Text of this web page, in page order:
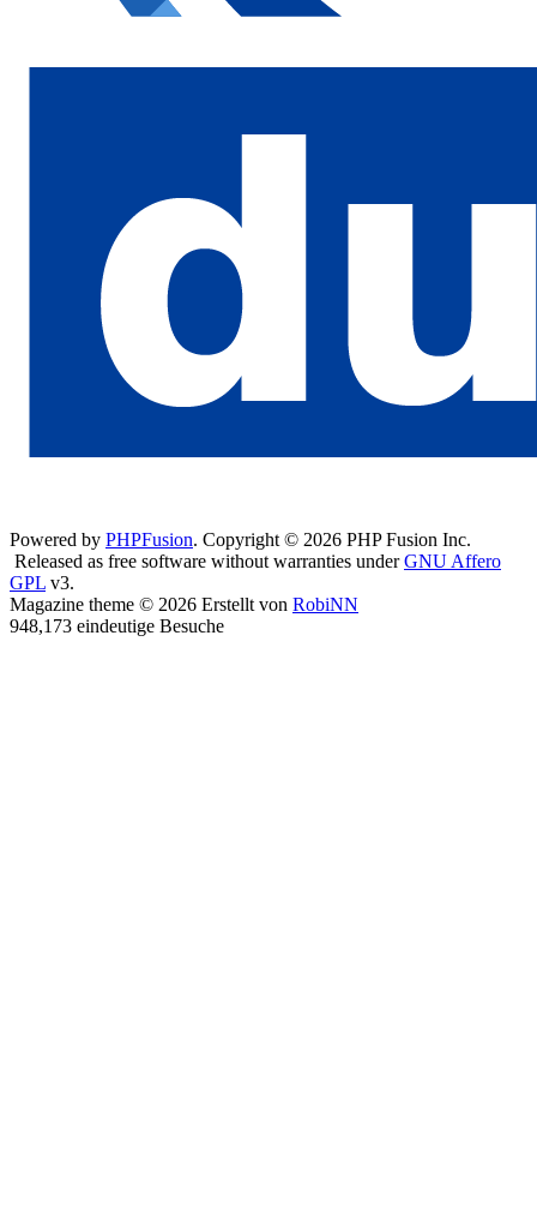
Powered by PHPFusion. Copyright © 2026 PHP Fusion Inc.
Released as free software without warranties underGNU Affero
GPL v3.
Magazine theme © 2026 Erstellt von RobiNN
948,173 eindeutige Besuche